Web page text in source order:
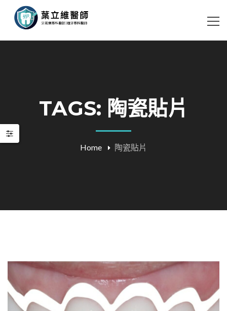
TAGS: 陶瓷貼片
Home 陶瓷貼片